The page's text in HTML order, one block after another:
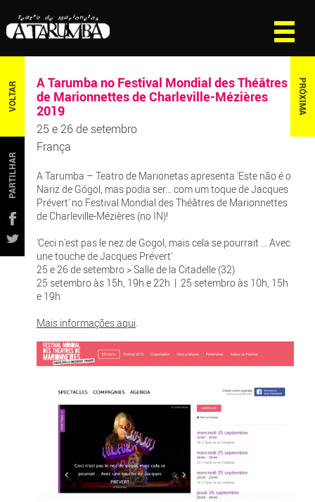
VOLTAR PRÓXIMA
PARTILHAR
A Tarumba no Festival Mondial des Théâtres
de Marionnettes de Charleville-Mézières
2019
25 e 26 de setembro
França
A Tarumba – Teatro de Marionetas apresenta 'Este não é o
Nariz de Gógol, mas podia ser... com um toque de Jacques
Prévert' no Festival Mondial des Théâtres de Marionnettes
de Charleville-Mézières (no IN)!
'Ceci n'est pas le nez de Gogol, mais cela se pourrait ... Avec
une touche de Jacques Prévert'
25 e 26 de setembro > Salle de la Citadelle (32)
25 setembro às 15h, 19h e 22h | 25 setembro às 10h, 15h
e 19h
Mais informações aqui